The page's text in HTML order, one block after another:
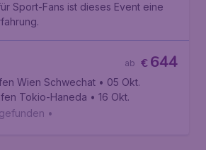
Sport-Fans ist dieses Event eine
€644
ab
Wien Schwechat • 05 Okt.
Tokio-Haneda • 16 Okt.
•